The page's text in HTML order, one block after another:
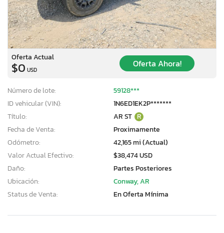
Oferta Actual
$0 USD
Oferta Ahora!
Número de lote:
59128***
ID vehicular (VIN):
1N6ED1EK2P*******
Título:
AR ST R
Fecha de Venta:
Proximamente
Odómetro:
42,165 mi (Actual)
Valor Actual Efectivo:
$38,474 USD
Daño:
Partes Posteriores
Ubicación:
Conway, AR
Status de Venta:
En Oferta Mínima